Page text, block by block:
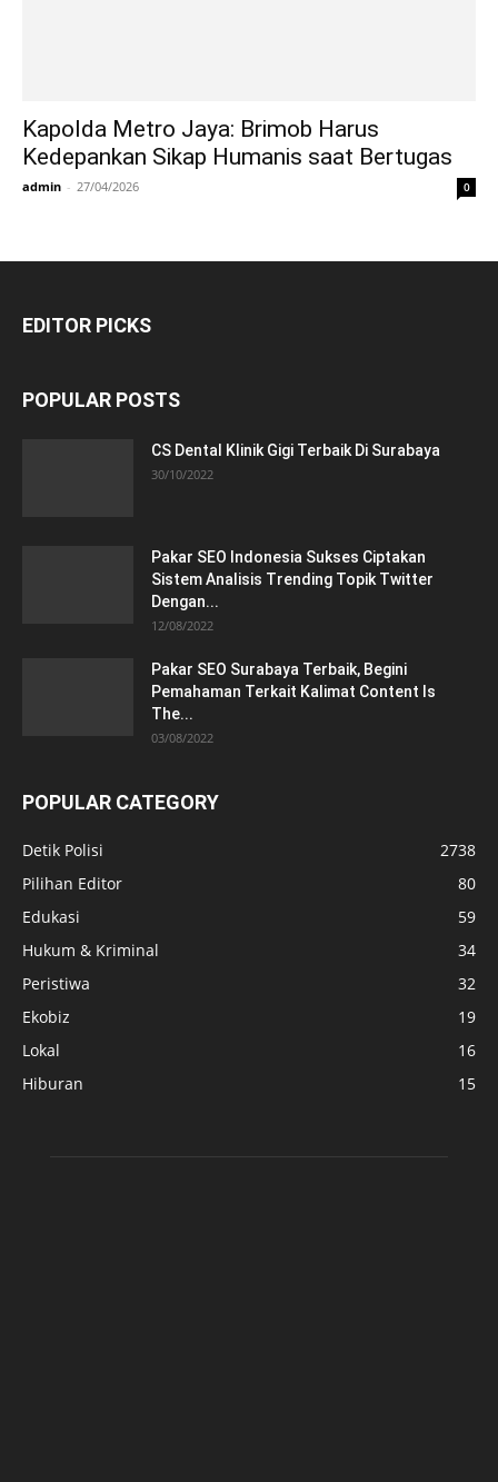
Kapolda Metro Jaya: Brimob Harus
Kedepankan Sikap Humanis saat Bertugas
admin - 27/04/2026 0
EDITOR PICKS
POPULAR POSTS
CS Dental Klinik Gigi Terbaik Di Surabaya
30/10/2022
Pakar SEO Indonesia Sukses Ciptakan
Sistem Analisis Trending Topik Twitter
Dengan...
12/08/2022
Pakar SEO Surabaya Terbaik, Begini
Pemahaman Terkait Kalimat Content Is
The...
03/08/2022
POPULAR CATEGORY
Detik Polisi
2738
Pilihan Editor
80
Edukasi
59
Hukum & Kriminal
34
Peristiwa
32
Ekobiz
19
Lokal
16
Hiburan
15